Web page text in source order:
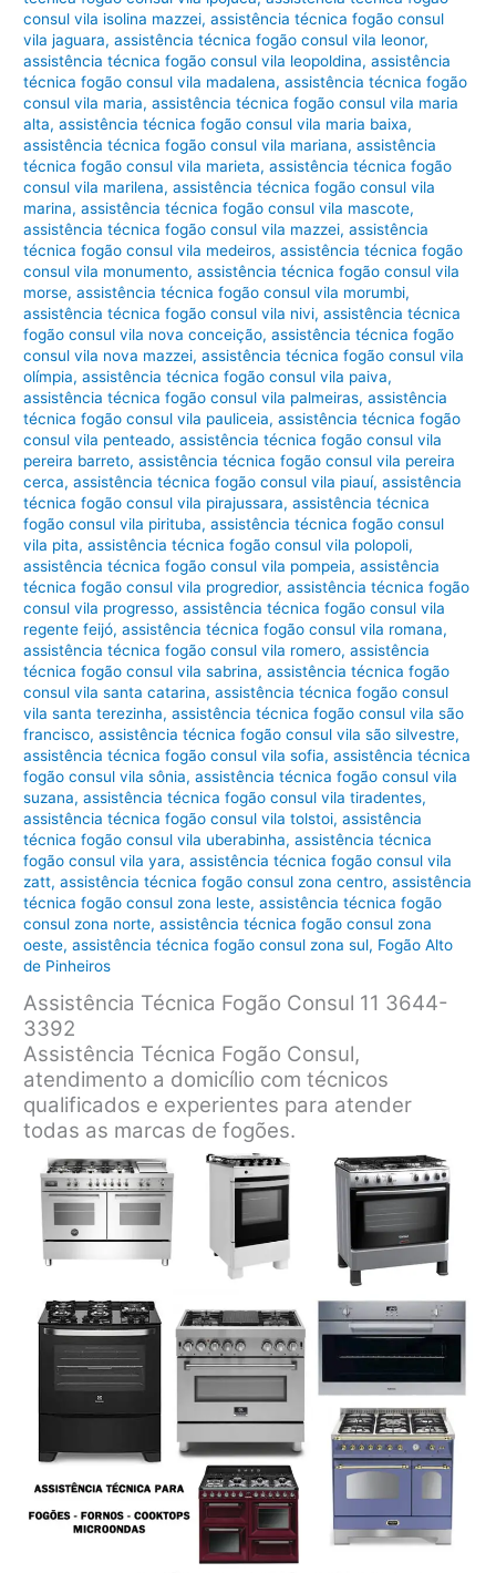
consul vila isolina mazzei,assistência técnica fogão consul
vila jaguara,assistência técnica fogão consul vila leonor,
assistência técnica fogão consul vila leopoldina,assistência
técnica fogão consul vila madalena,assistência técnica fogão
consul vila maria,assistência técnica fogão consul vila maria
alta,assistência técnica fogão consul vila maria baixa,
assistência técnica fogão consul vila mariana,assistência
técnica fogão consul vila marieta,assistência técnica fogão
consul vila marilena,assistência técnica fogão consul vila
marina,assistência técnica fogão consul vila mascote,
assistência técnica fogão consul vila mazzei,assistência
técnica fogão consul vila medeiros,assistência técnica fogão
consul vila monumento,assistência técnica fogão consul vila
morse,assistência técnica fogão consul vila morumbi,
assistência técnica fogão consul vila nivi,assistência técnica
fogão consul vila nova conceição,assistência técnica fogão
consul vila nova mazzei,assistência técnica fogão consul vila
olímpia,assistência técnica fogão consul vila paiva,
assistência técnica fogão consul vila palmeiras,assistência
técnica fogão consul vila pauliceia,assistência técnica fogão
consul vila penteado,assistência técnica fogão consul vila
pereira barreto,assistência técnica fogão consul vila pereira
cerca,assistência técnica fogão consul vila piauí,assistência
técnica fogão consul vila pirajussara,assistência técnica
fogão consul vila pirituba,assistência técnica fogão consul
vila pita,assistência técnica fogão consul vila polopoli,
assistência técnica fogão consul vila pompeia,assistência
técnica fogão consul vila progredior,assistência técnica fogão
consul vila progresso,assistência técnica fogão consul vila
regente feijó,assistência técnica fogão consul vila romana,
assistência técnica fogão consul vila romero,assistência
técnica fogão consul vila sabrina,assistência técnica fogão
consul vila santa catarina,assistência técnica fogão consul
vila santa terezinha,assistência técnica fogão consul vila são
francisco,assistência técnica fogão consul vila são silvestre,
assistência técnica fogão consul vila sofia,assistência técnica
fogão consul vila sônia,assistência técnica fogão consul vila
suzana,assistência técnica fogão consul vila tiradentes,
assistência técnica fogão consul vila tolstoi,assistência
técnica fogão consul vila uberabinha,assistência técnica
fogão consul vila yara,assistência técnica fogão consul vila
zatt,assistência técnica fogão consul zona centro,assistência
técnica fogão consul zona leste,assistência técnica fogão
consul zona norte,assistência técnica fogão consul zona
oeste,assistência técnica fogão consul zona sul, Fogão Alto
de Pinheiros
Assistência Técnica Fogão Consul 11 3644-
3392
Assistência Técnica Fogão Consul,
atendimento a domicílio com técnicos
qualificados e experientes para atender
todas as marcas de fogões.